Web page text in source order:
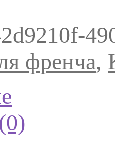
френча,